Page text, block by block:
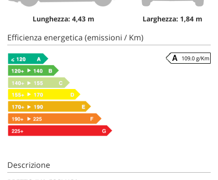
Lunghezza: 4,43 m Larghezza: 1,84 m
Efficienza energetica (emissioni / Km)
109.0 g/Km
Descrizione